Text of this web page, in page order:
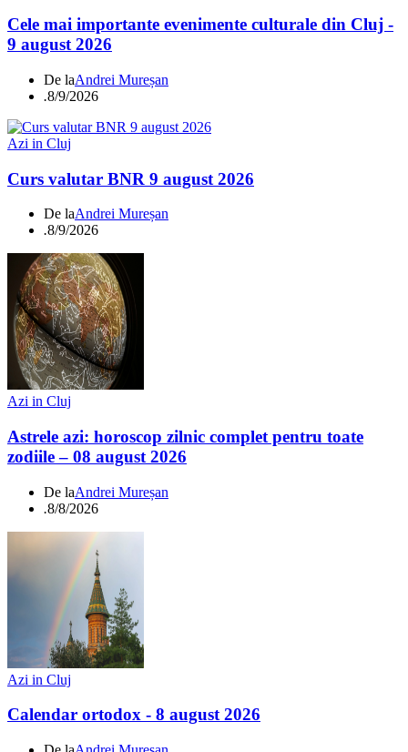
Cele mai importante evenimente culturale din Cluj -
9 august 2026
De laAndrei Mureșan
.8/9/2026
Azi in Cluj
Curs valutar BNR 9 august 2026
De laAndrei Mureșan
.8/9/2026
Azi in Cluj
Astrele azi: horoscop zilnic complet pentru toate
zodiile – 08 august 2026
De laAndrei Mureșan
.8/8/2026
Azi in Cluj
Calendar ortodox - 8 august 2026